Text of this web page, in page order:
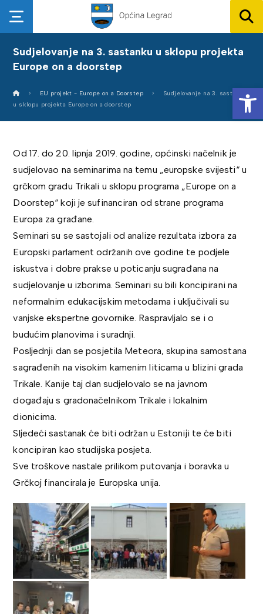
Sudjelovanje na 3. sastanku u sklopu projekta
Europe on a doorstep
EU projekt - Europe on a Doorstep
Sudjelovanje na 3. sastanku
u sklopu projekta Europe on a doorstep
Od 17. do 20. lipnja 2019. godine, općinski načelnik je
sudjelovao na seminarima na temu „europske svijesti“ u
grčkom gradu Trikali u sklopu programa „Europe on a
Doorstep“ koji je sufinanciran od strane programa
Europa za građane.
Seminari su se sastojali od analize rezultata izbora za
Europski parlament održanih ove godine te podjele
iskustva i dobre prakse u poticanju sugrađana na
sudjelovanje u izborima. Seminari su bili koncipirani na
neformalnim edukacijskim metodama i uključivali su
vanjske ekspertne govornike. Raspravljalo se i o
budućim planovima i suradnji.
Posljednji dan se posjetila Meteora, skupina samostana
sagrađenih na visokim kamenim liticama u blizini grada
Trikale. Kanije taj dan sudjelovalo se na javnom
događaju s gradonačelnikom Trikale i lokalnim
dionicima.
Sljedeći sastanak će biti održan u Estoniji te će biti
koncipiran kao studijska posjeta.
Sve troškove nastale prilikom putovanja i boravka u
Grčkoj financirala je Europska unija.